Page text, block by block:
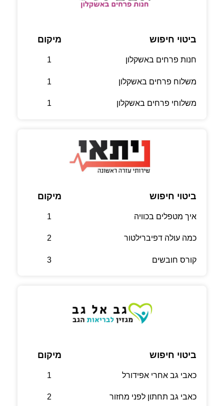
ביטוי חיפוש
חנות פרחים באשקלון
משלוח פרחים באשקלון
משלוחי פרחים באשקלון
מיקום
1
1
1
ביטוי חיפוש
איך מטפלים בכוויה
כמה עולה דפיברילטור
קורס חובשים
מיקום
1
2
3
ביטוי חיפוש
כאבי גב אחרי אפידורל
כאבי גב תחתון לפני מחזור
מיקום
1
2